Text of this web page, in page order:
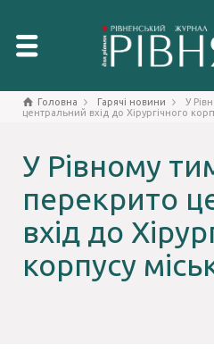
Головна Гарячі новини
У
центральний вхід до Хірургічного
У Рівному
перекрито
вхід до
корпусу